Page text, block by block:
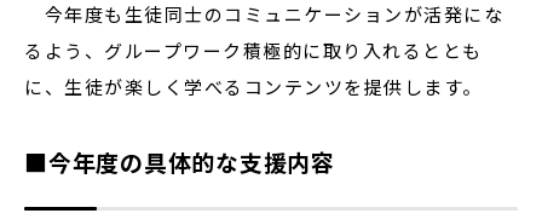
今年度も生徒同士のコミュニケーションが活発にな
るよう、グループワーク積極的に取り入れるととも
に、生徒が楽しく学べるコンテンツを提供します。
■今年度の具体的な支援内容